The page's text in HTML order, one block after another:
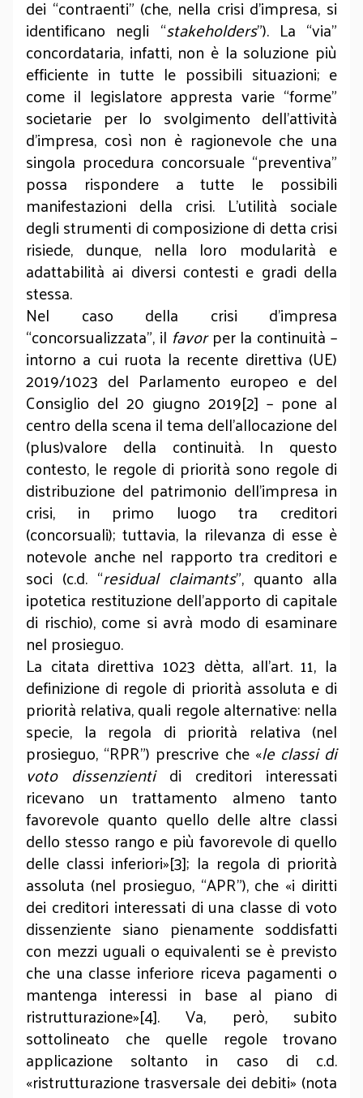
dei “contraenti” (che, nella crisi d’impresa, si
identificano negli “stakeholders”). La “via”
concordataria, infatti, non è la soluzione più
efficiente in tutte le possibili situazioni; e
come il legislatore appresta varie “forme”
societarie per lo svolgimento dell’attività
d’impresa, così non è ragionevole che una
singola procedura concorsuale “preventiva”
possa rispondere a tutte le possibili
manifestazioni della crisi. L’utilità sociale
degli strumenti di composizione di detta crisi
risiede, dunque, nella loro modularità e
adattabilità ai diversi contesti e gradi della
stessa.
Nel caso della crisi d’impresa
“concorsualizzata”, il favorper la continuità –
intorno a cui ruota la recente direttiva (UE)
2019/1023 del Parlamento europeo e del
Consiglio del 20 giugno 2019[2] – pone al
centro della scena il tema dell’allocazione del
(plus)valore della continuità. In questo
contesto, le regole di priorità sono regole di
distribuzione del patrimonio dell’impresa in
crisi, in primo luogo tra creditori
(concorsuali); tuttavia, la rilevanza di esse è
notevole anche nel rapporto tra creditori e
soci (c.d. “residual claimants”, quanto alla
ipotetica restituzione dell’apporto di capitale
di rischio), come si avrà modo di esaminare
nel prosieguo.
La citata direttiva 1023 dètta, all’art. 11, la
definizione di regole di priorità assoluta e di
priorità relativa, quali regole alternative: nella
specie, la regola di priorità relativa (nel
prosieguo, “RPR”) prescrive che «le classi di
voto dissenzientidi creditori interessati
ricevano un trattamento almeno tanto
favorevole quanto quello delle altre classi
dello stesso rango e più favorevole di quello
delle classi inferiori»[3]; la regola di priorità
assoluta (nel prosieguo, “APR”), che «i diritti
dei creditori interessati di una classe di voto
dissenziente siano pienamente soddisfatti
con mezzi uguali o equivalenti se è previsto
che una classe inferiore riceva pagamenti o
mantenga interessi in base al piano di
ristrutturazione»[4]. Va, però, subito
sottolineato che quelle regole trovano
applicazione soltanto in caso di c.d.
«ristrutturazione trasversale dei debiti» (nota